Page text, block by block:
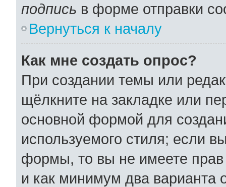
подпись в форме отправки
Вернуться к началу
Как мне создать опрос?
При создании темы или
щёлкните на закладке или
основной формой для
используемого стиля; если
формы, то вы не имеете прав
и как минимум два варианта